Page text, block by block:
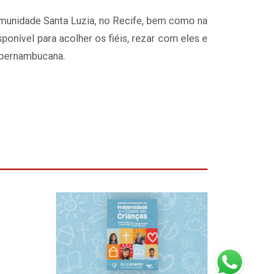
Santa Luzia, no Recife, bem como na
para acolher os fiéis, rezar com eles e